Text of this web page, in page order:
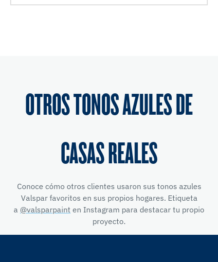
OTROS TONOS AZULES DE
CASAS REALES
Conoce cómo otros clientes usaron sus tonos azules
Valspar favoritos en sus propios hogares. Etiqueta
a @valsparpaint en Instagram para destacar tu propio
proyecto.